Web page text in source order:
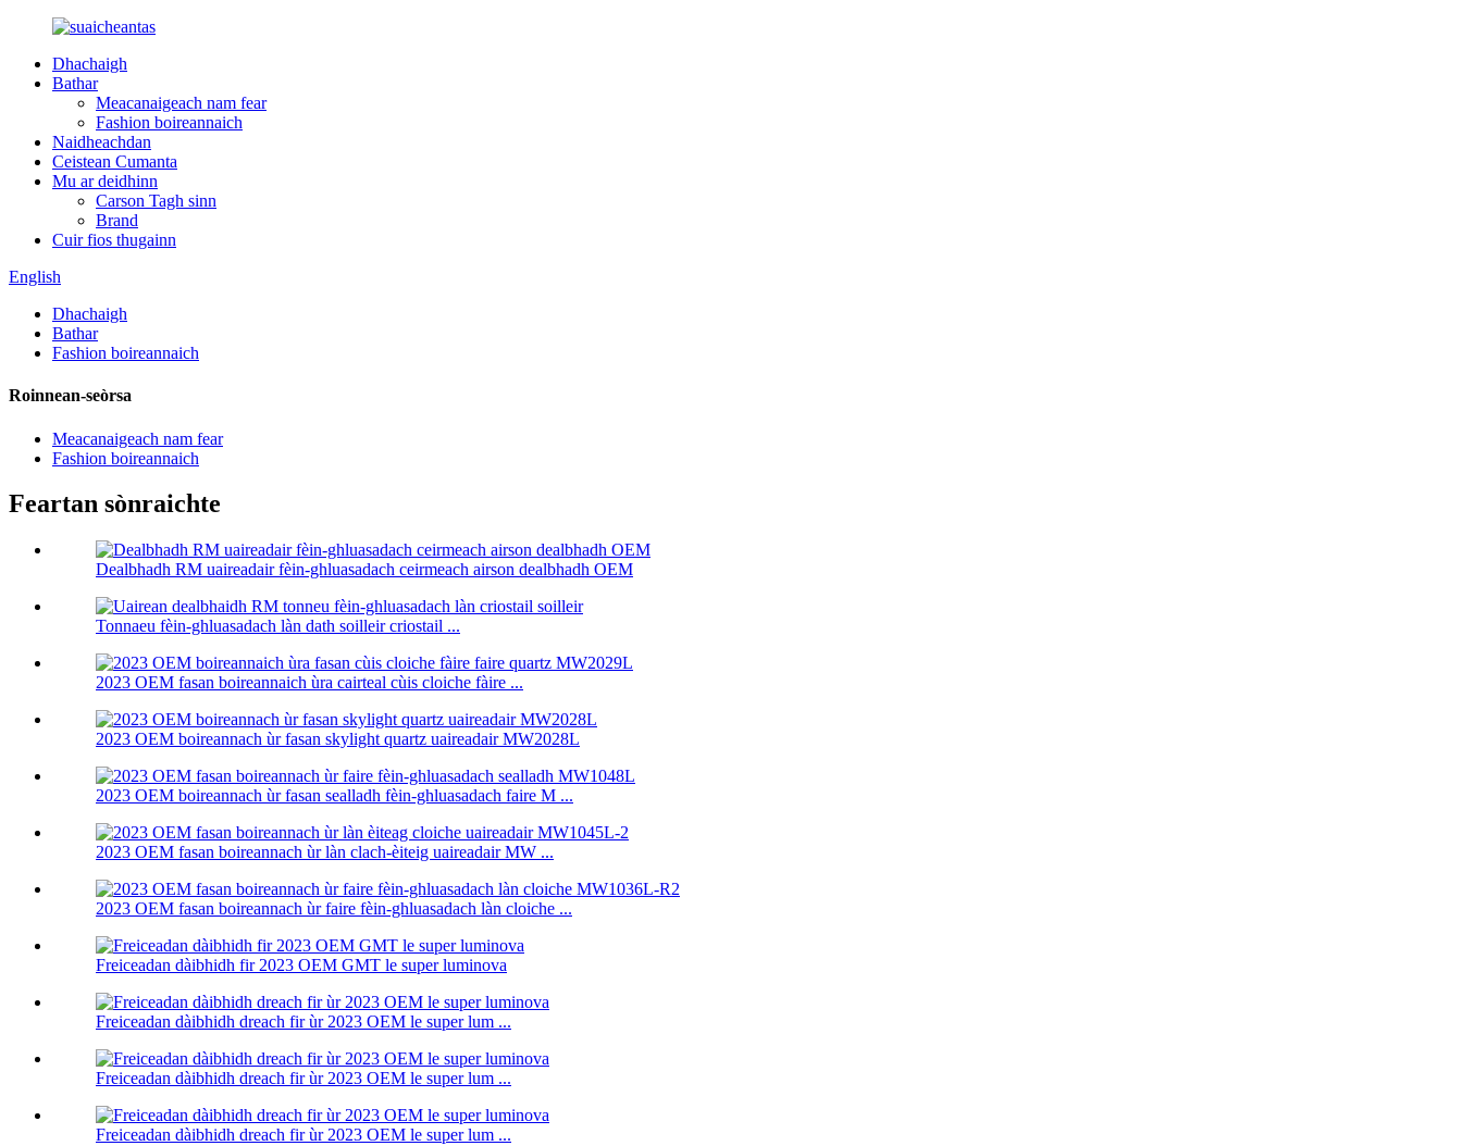
Dhachaigh
Bathar
Meacanaigeach nam fear
Fashion boireannaich
Naidheachdan
Ceistean Cumanta
Mu ar deidhinn
Carson Tagh sinn
Brand
Cuir fios thugainn
English
Dhachaigh
Bathar
Fashion boireannaich
Roinnean-seòrsa
Meacanaigeach nam fear
Fashion boireannaich
Feartan sònraichte
Dealbhadh RM uaireadair fèin-ghluasadach ceirmeach airson dealbhadh OEM
Tonnaeu fèin-ghluasadach làn dath soilleir criostail ...
2023 OEM fasan boireannaich ùra cairteal cùis cloiche fàire ...
2023 OEM boireannach ùr fasan skylight quartz uaireadair MW2028L
2023 OEM boireannach ùr fasan sealladh fèin-ghluasadach faire M ...
2023 OEM fasan boireannach ùr làn clach-èiteig uaireadair MW ...
2023 OEM fasan boireannach ùr faire fèin-ghluasadach làn cloiche ...
Freiceadan dàibhidh fir 2023 OEM GMT le super luminova
Freiceadan dàibhidh dreach fir ùr 2023 OEM le super lum ...
Freiceadan dàibhidh dreach fir ùr 2023 OEM le super lum ...
Freiceadan dàibhidh dreach fir ùr 2023 OEM le super lum ...